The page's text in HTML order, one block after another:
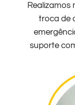
Realizamos
troca de
suporte